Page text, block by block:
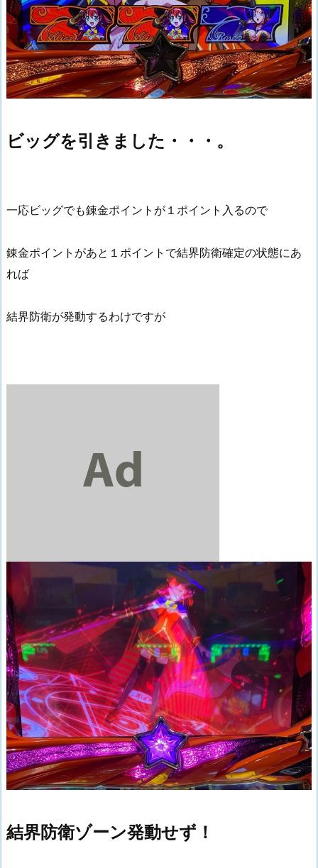
ビッグを引きました・・・。
一応ビッグでも錬金ポイントが１ポイント入るので
錬金ポイントがあと１ポイントで結界防衛確定の状態にあ
れば
結界防衛が発動するわけですが
結界防衛ゾーン発動せず！